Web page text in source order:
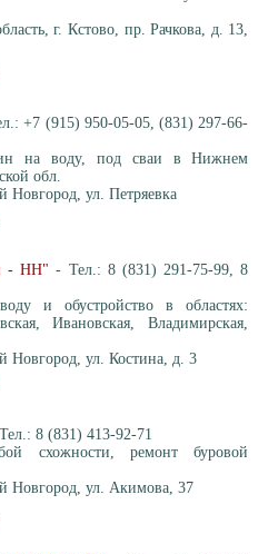
г. Кстово, пр. Рачкова, д. 13,
+7 (915) 950-05-05, (831) 297-66-
на воду, под сваи в Нижнем
обл.
Новгород, ул. Петряевка
- НН" - Тел.: 8 (831) 291-75-99, 8
и обустройство в областях:
Ивановская, Владимирская,
Новгород, ул. Костина, д. 3
8 (831) 413-92-71
схожности, ремонт буровой
Новгород, ул. Акимова, 37